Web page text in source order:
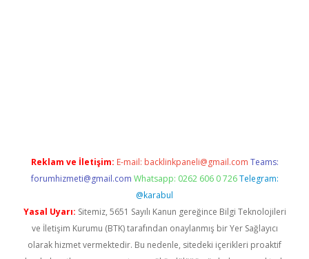
Reklam ve İletişim: E-mail: backlinkpaneli@gmail.com Teams:
forumhizmeti@gmail.com Whatsapp: 0262 606 0 726 Telegram:
@karabul
Yasal Uyarı: Sitemiz, 5651 Sayılı Kanun gereğince Bilgi Teknolojileri
ve İletişim Kurumu (BTK) tarafından onaylanmış bir Yer Sağlayıcı
olarak hizmet vermektedir. Bu nedenle, sitedeki içerikleri proaktif